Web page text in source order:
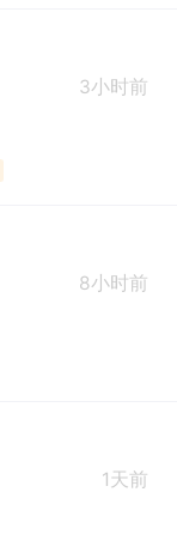
3小时前
8小时前
1天前